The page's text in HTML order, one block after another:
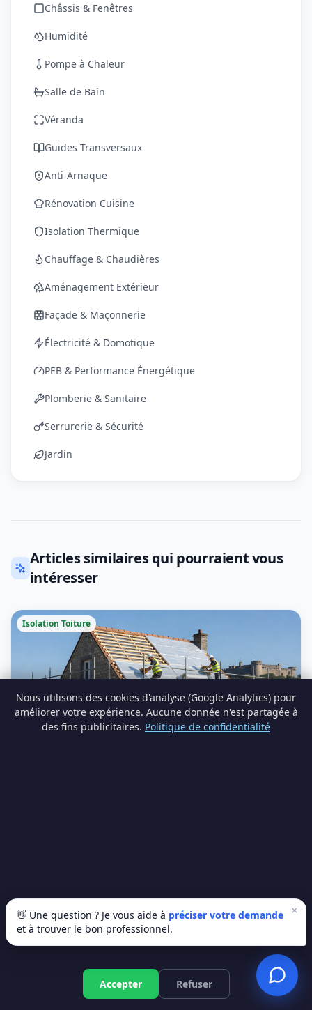
Nous utilisons des cookies d'analyse (Google Analytics) pour
améliorer votre expérience. Aucune donnée n'est partagée à
des fins publicitaires. Politique de confidentialité
Accepter Refuser
Châssis & Fenêtres
Humidité
Pompe à Chaleur
Salle de Bain
Véranda
Guides Transversaux
Anti-Arnaque
Rénovation Cuisine
Isolation Thermique
Chauffage & Chaudières
Aménagement Extérieur
Façade & Maçonnerie
Électricité & Domotique
PEB & Performance Énergétique
Plomberie & Sanitaire
Serrurerie & Sécurité
Jardin
Articles similaires qui pourraient vous
intéresser
Isolation Toiture
×
👋 Une question ? Je vous aide à préciser votre demande
et à trouver le bon professionnel.